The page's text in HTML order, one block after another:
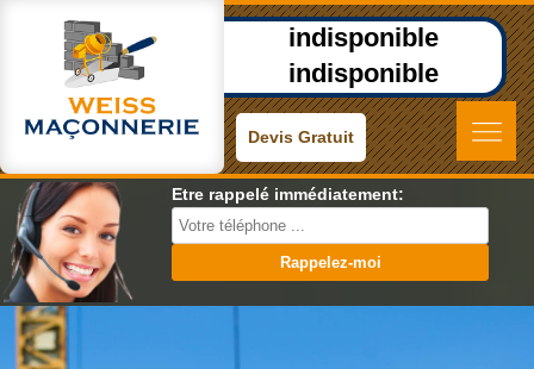
indisponible
indisponible
Devis Gratuit
Etre rappelé immédiatement: